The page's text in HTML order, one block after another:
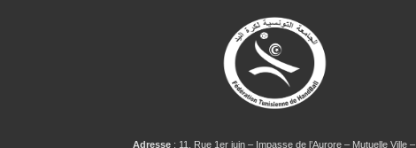
Adresse: 11, Rue 1er juin – Impasse de l’Aurore – Mutuelle Ville –